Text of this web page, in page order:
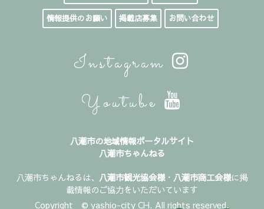
情報提供のお願い 掲載店募集 お問い合わせ
Instagram
Youtube
八潮市の地域情報ポータルサイト
八潮市ちゃんねる
八潮市ちゃんねるは、 八潮市観光協会様・ 八潮市商工会様に掲
載情報のご協力をいただいています
Copyright © yashio-city CH. All rights reserved.